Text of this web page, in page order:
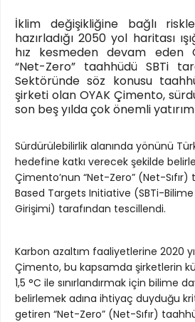
İklim değişikliğine bağlı
hazırladığı 2050 yol haritası
hız kesmeden devam eden
“Net-Zero” taahhüdü SBTi
Sektöründe söz konusu
şirketi olan OYAK Çimento,
son beş yılda çok önemli
Sürdürülebilirlik alanında yönünü
hedefine katkı verecek şekilde
Çimento’nun “Net-Zero” (Net-
Based Targets Initiative (SBTi-Bilime
Girişimi) tarafından tescillendi.
Karbon azaltım faaliyetlerine 2020
Çimento, bu kapsamda şirketlerin
1,5 °C ile sınırlandırmak için bilime
belirlemek adına ihtiyaç duyduğu
getiren “Net-Zero” (Net-Sıfır)